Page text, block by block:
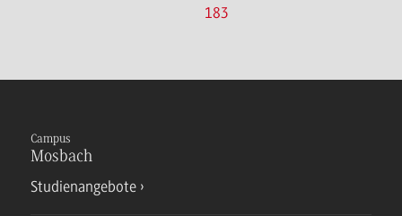
183
Campus
Mosbach
Studienangebote